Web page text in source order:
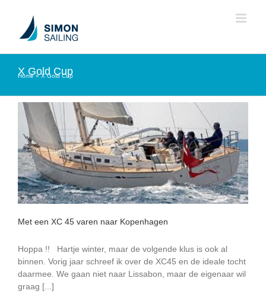
X Gold Cup
Home»X Gold Cup
Met een XC 45 varen naar Kopenhagen
Hoppa !! Hartje winter, maar de volgende klus is ook al
binnen. Vorig jaar schreef ik over de XC45 en de ideale tocht
daarmee. We gaan niet naar Lissabon, maar de eigenaar wil
graag [...]